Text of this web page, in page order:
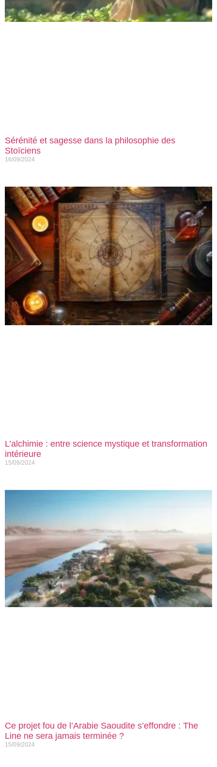
Sérénité et sagesse dans la philosophie des
Stoïciens
16/09/2024
L’alchimie : entre science mystique et transformation
intérieure
15/09/2024
Ce projet fou de l’Arabie Saoudite s’effondre : The
Line ne sera jamais terminée ?
15/09/2024